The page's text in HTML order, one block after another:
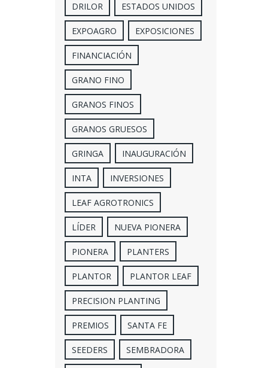
DRILOR ESTADOS UNIDOS
EXPOAGRO EXPOSICIONES
FINANCIACIÓN
GRANO FINO
GRANOS FINOS
GRANOS GRUESOS
GRINGA INAUGURACIÓN
INTA INVERSIONES
LEAF AGROTRONICS
LÍDER NUEVA PIONERA
PIONERA PLANTERS
PLANTOR PLANTOR LEAF
PRECISION PLANTING
PREMIOS SANTA FE
SEEDERS SEMBRADORA